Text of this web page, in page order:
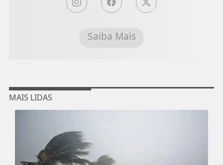
Saiba Mais
MAIS LIDAS